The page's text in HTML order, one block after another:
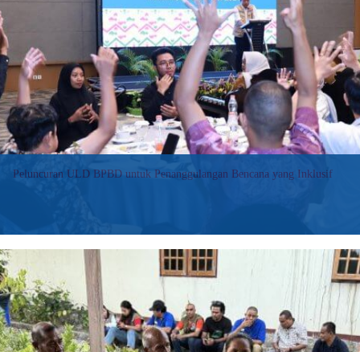
Formulation
Requires
Knowledge
Alignment
Peluncuran ULD BPBD untuk Penanggulangan Bencana yang Inklusif
Terdapat beberapa rencana kegiatan prioritas yang akan
dilaksanakan oleh ULD BPBD Provinsi NTB pada tahun 2025.
Kegiatan tersebut antara lain terkait dengan harmonisasi dan
sinkronisasi pendataan penyandang disabilitas utamanya di
daerah rawan bencana, penguatan kelembagaan ULD,
peningkatan kapasitas pengurus ULD dan pelaku
penanggulangan bencana lainnya, serta kampanye
penanggulangan bencana inklusif.